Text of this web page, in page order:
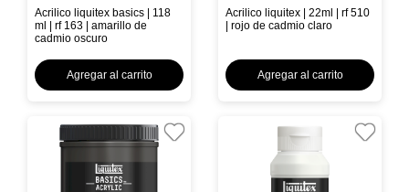
Acrilico liquitex basics | 118
ml | rf 163 | amarillo de
cadmio oscuro
Agregar al carrito
Acrilico liquitex | 22ml | rf 510
| rojo de cadmio claro
Agregar al carrito